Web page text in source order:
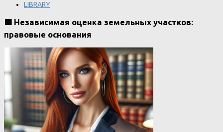
LIBRARY
🟩 Независимая оценка земельных участков:
правовые основания